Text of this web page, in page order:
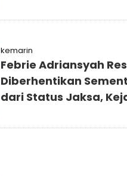
kemarin
Febrie Adriansyah
Diberhentikan
dari Status Jaksa,
Praperadilan